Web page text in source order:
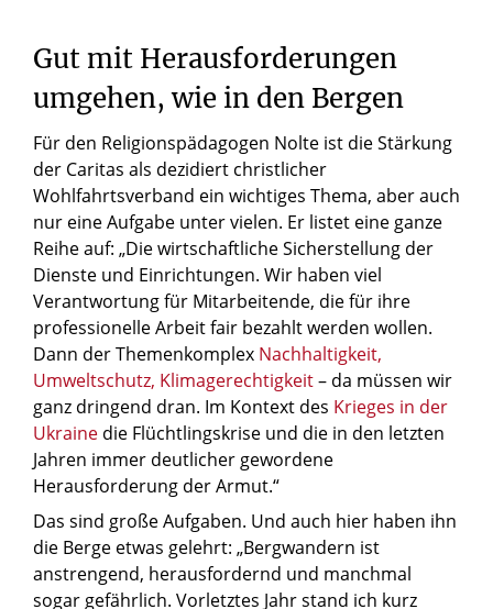
Gutmit Herausforderungen
umgehen, wie in den Bergen
Für den Religionspädagogen Nolte ist die Stärkung
der Caritas als dezidiert christlicher
Wohlfahrtsverband ein wichtiges Thema, aber auch
nur eine Aufgabe unter vielen. Er listet eine ganze
Reihe auf: „Die wirtschaftliche Sicherstellung der
Dienste und Einrichtungen. Wir haben viel
Verantwortung für Mitarbeitende, die für ihre
professionelle Arbeit fair bezahlt werden wollen.
Dann der Themenkomplex Nachhaltigkeit,
Umweltschutz, Klimagerechtigkeit– da müssen wir
ganz dringend dran. Im Kontext des Krieges in der
Ukraine die Flüchtlingskrise und die in den letzten
Jahren immer deutlicher gewordene
Herausforderung der Armut.“
Das sind große Aufgaben. Und auch hier haben ihn
die Berge etwas gelehrt: „Bergwandern ist
anstrengend, herausfordernd und manchmal
sogar gefährlich. Vorletztes Jahr stand ich kurz